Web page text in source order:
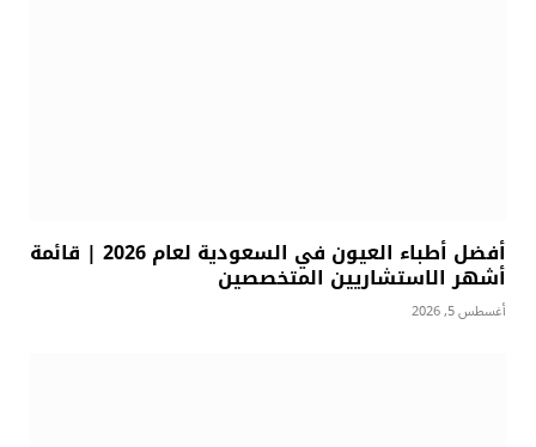
أفضل أطباء العيون في السعودية لعام 2026 | قائمة
أشهر الاستشاريين المتخصصين
أغسطس 5, 2026